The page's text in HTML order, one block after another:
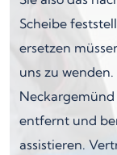
Scheibe
ersetzen
uns zu
entfernt und
assistieren.